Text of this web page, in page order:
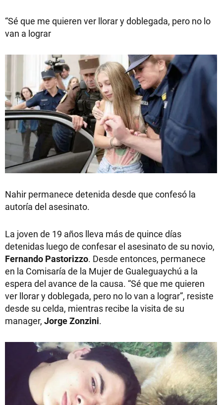
“Sé que me quieren ver llorar y doblegada, pero no lo
van a lograr
Nahir permanece detenida desde que confesó la
autoría del asesinato.
La joven de 19 años lleva más de quince días
detenidas luego de confesar el asesinato de su novio,
Fernando Pastorizzo. Desde entonces, permanece
en la Comisaría de la Mujer de Gualeguaychú a la
espera del avance de la causa. “Sé que me quieren
ver llorar y doblegada, pero no lo van a lograr”, resiste
desde su celda, mientras recibe la visita de su
manager, Jorge Zonzini.